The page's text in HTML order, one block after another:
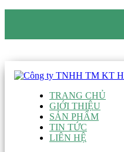
TRANG CHỦ
GIỚI THIỆU
SẢN PHẨM
TIN TỨC
LIÊN HỆ